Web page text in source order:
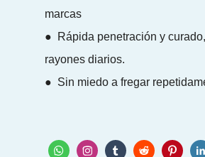
marcas
● Rápida penetración y
rayones diarios.
● Sin miedo a fregar